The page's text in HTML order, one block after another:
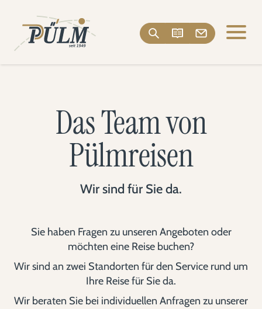
Das Team von
Pülmreisen
Wir sind für Sie da.
Sie haben Fragen zu unseren Angeboten oder
möchten eine Reise buchen?
Wir sind an zwei Standorten für den Service rund um
Ihre Reise für Sie da.
Wir beraten Sie bei individuellen Anfragen zu unserer